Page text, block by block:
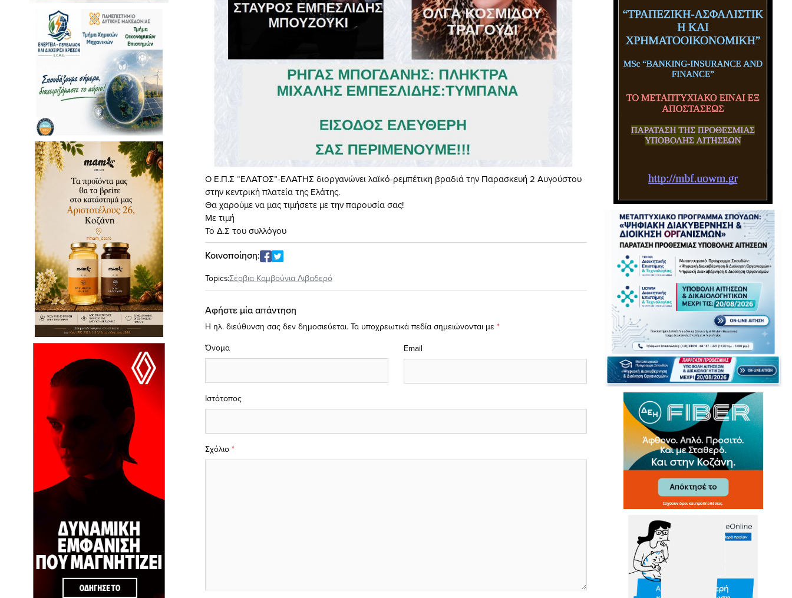
Ο Ε.Π.Σ “ΕΛΑΤΟΣ”-ΕΛΑΤΗΣ διοργανώνει λαϊκό-ρεμπέτικη βραδιά την Παρασκευή 2 Αυγούστου
στην κεντρική πλατεία της Ελάτης.
Θα χαρούμε να μας τιμήσετε με την παρουσία σας!
Με τιμή
Το Δ.Σ του συλλόγου
Κοινοποίηση:
Topics:Σέρβια Καμβούνια Λιβαδερό
Αφήστε μία απάντηση
Η ηλ. διεύθυνση σας δεν δημοσιεύεται. Τα υποχρεωτικά πεδία σημειώνονται με *
Σχόλιο *
Όνομα Email
Ιστότοπος